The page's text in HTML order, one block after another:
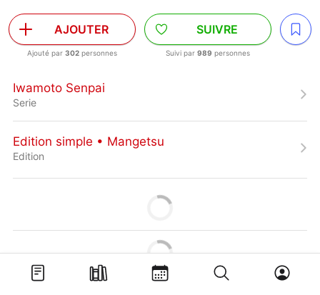
AJOUTER
Ajouté par 302 personnes
SUIVRE
Suivi par 989 personnes
Iwamoto Senpai
Serie
Edition simple • Mangetsu
Edition